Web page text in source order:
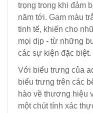
trọng trong khi đảm
năm tới. Gam màu
tinh tế, khiến cho
mọi dịp - từ những
các sự kiện đặc biệt.
Với biểu trưng của
biểu trưng trên các
hào về thương hiệu
một chút tính xác